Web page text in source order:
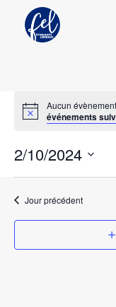
Aucun
événements
2/10/2024
date.
Jour précédent